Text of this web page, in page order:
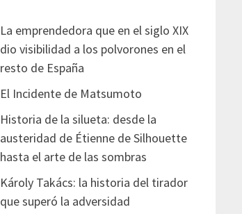
La emprendedora que en el siglo XIX
dio visibilidad a los polvorones en el
resto de España
El Incidente de Matsumoto
Historia de la silueta: desde la
austeridad de Étienne de Silhouette
hasta el arte de las sombras
Károly Takács: la historia del tirador
que superó la adversidad